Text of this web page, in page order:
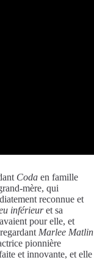
Coda en famille
mère, qui
reconnue et
inférieuret sa
pour elle, et
Marlee Matlin
pionnière
et innovante, et elle